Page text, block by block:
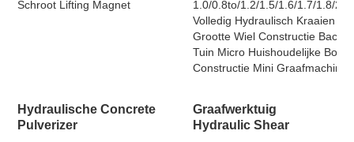
Schroot Lifting Magnet
1.0/0.8to/1.2/1.5/1.6/1.7/1.8/2/
Volledig Hydraulisch Kraaien
Grootte Wiel Constructie
Tuin Micro Huishoudelijke
Constructie Mini Graafmachine
Hydraulische Concrete
Pulverizer
Graafwerktuig
Hydraulic Shear